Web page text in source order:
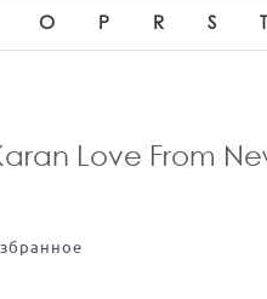
O P R S T
Love From